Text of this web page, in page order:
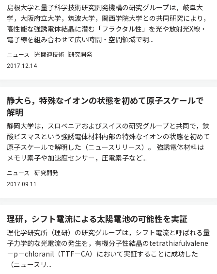
島根大学と量子科学技術研究開発機構の研究グループは，岐阜大
学，大阪府立大学，筑波大学，関西学院大学との共同研究により，
高性能な強誘電体結晶に潜む「フラクタル性」を光や放射光X線・
電子線を組み合わせて広い時間・空間領域で明...
ニュース 光関連技術 研究開発
2017.12.14
静大ら，特殊なイオンの状態を初めて原子スケールで
解明
静岡大学は，スロベニアおよびスイスの研究グループと共同で，鉄
酸ビスマスという強誘電体材料内部の特殊なイオンの状態を初めて
原子スケールで解明した（ニュースリリース）。 強誘電体材料は
メモリ素子や加速度センサー，圧電素子など...
ニュース 研究開発
2017.09.11
理研，シフト電流による太陽電池の可能性を実証
理化学研究所（理研）の研究グループは，シフト電流と呼ばれる量
子力学的な光電流の発生を，有機分子性結晶のtetrathiafulvalene
－p－chloranil（TTF－CA）において実証することに成功した
（ニュースリ...